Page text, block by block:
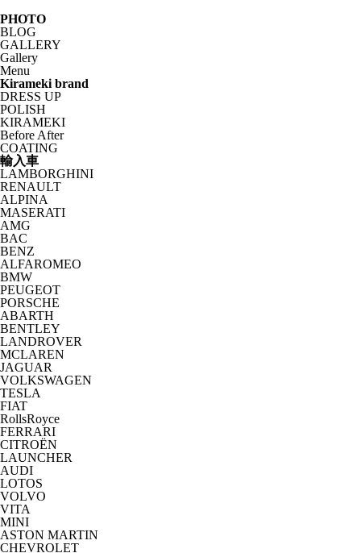
PHOTO
BLOG
GALLERY
Gallery
Menu
Kirameki brand
DRESS UP
POLISH
KIRAMEKI
Before After
COATING
輸入車
LAMBORGHINI
RENAULT
ALPINA
MASERATI
AMG
BAC
BENZ
ALFAROMEO
BMW
PEUGEOT
PORSCHE
ABARTH
BENTLEY
LANDROVER
MCLAREN
JAGUAR
VOLKSWAGEN
TESLA
FIAT
RollsRoyce
FERRARI
CITROËN
LAUNCHER
AUDI
LOTOS
VOLVO
VITA
MINI
ASTON MARTIN
CHEVROLET